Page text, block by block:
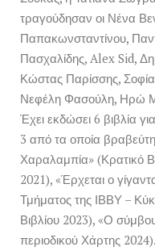
τραγούδησαν οι Νένα
Παπακωνσταντίνου,
Πασχαλίδης, Alex Sid,
Κώστας Παρίσσης,
Νεφέλη Φασούλη, Ηρώ
Έχει εκδώσει 6 βιβλία
3 από τα οποία
Χαραλαμπία» (Κρατικό
2021), «Έρχεται ο
Τμήματος της ΙΒΒΥ –
Βιβλίου 2023), «Ο
περιοδικού Χάρτης 2024).